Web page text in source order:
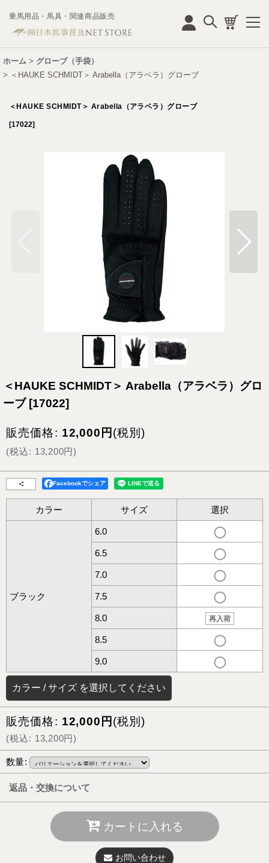
乗馬用品・馬具・関連商品販売
ホーム > グローブ（手袋）
> ＜HAUKE SCHMIDT＞ Arabella（アラベラ）グローブ
＜HAUKE SCHMIDT＞ Arabella（アラベラ）グローブ
[17022]
＜HAUKE SCHMIDT＞ Arabella（アラベラ）グロ
ーブ [17022]
販売価格: 12,000 円 (税別)
(税込: 13,200円)
Facebookでシェア
カラー サイズ 選択
ブラック
6.0
6.5
7.0
7.5
8.0 再入荷
8.5
9.0
カラー / サイズ を選択してください
販売価格: 12,000 円 (税別)
(税込: 13,200円)
数量:
返品・交換について
カートに入れる
お問い合わせ